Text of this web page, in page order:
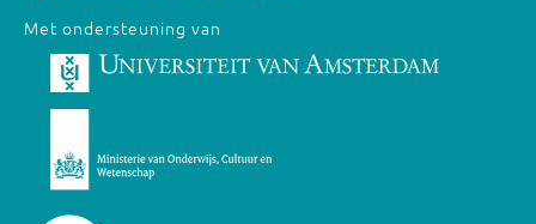
Met ondersteuning van